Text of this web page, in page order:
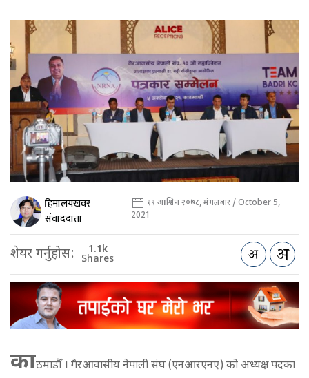
हिमालयखवर
संवाददाता
१९ आश्विन २०७८, मंगलबार / October 5,
2021
शेयर गर्नुहोस: 1.1k
Shares
काठमाडौँ । गैरआवासीय नेपाली संघ (एनआरएनए) को अध्यक्ष पदका